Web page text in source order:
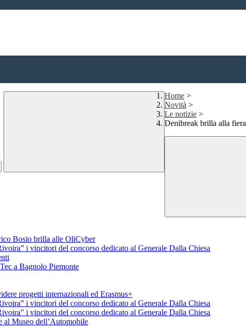
Home >
Novità >
Le notizie >
Denibreak brilla alla fiera
Bosio brilla alle OliCyber
i vincitori del concorso dedicato al Generale Dalla Chiesa
a Bagnolo Piemonte
progetti internazionali ed Erasmus+
i vincitori del concorso dedicato al Generale Dalla Chiesa
i vincitori del concorso dedicato al Generale Dalla Chiesa
al Museo dell’Automobile